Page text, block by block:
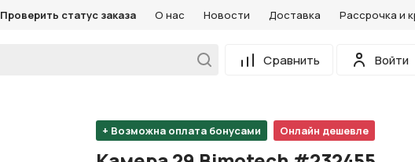
Проверить статус заказа О нас Новости Доставка Рассрочка и
Сравнить
Войти
+ Возможна оплата бонусами Онлайн дешевле